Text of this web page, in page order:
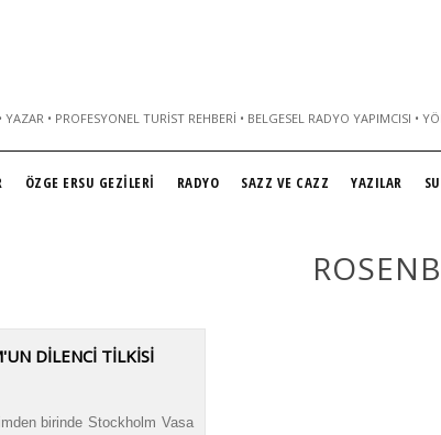
• PROFESYONEL TURIST REHBERI • BELGESEL RADYO YAPIMCISI •
ÖZGE ERSU GEZİLERİ RADYO SAZZ VE CAZZ YAZILAR
DİLENCİ TİLKİSİ
birinde Stockholm Vasa